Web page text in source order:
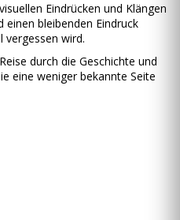
Eindrücken und Klängen
bleibenden Eindruck
vergessen wird.
durch die Geschichte und
eine weniger bekannte Seite